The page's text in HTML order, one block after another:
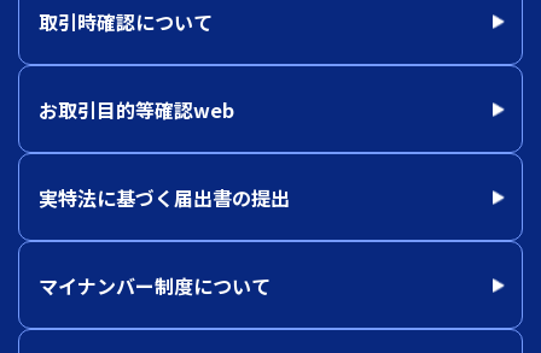
取引時確認について
お取引目的等確認web
実特法に基づく届出書の提出
マイナンバー制度について